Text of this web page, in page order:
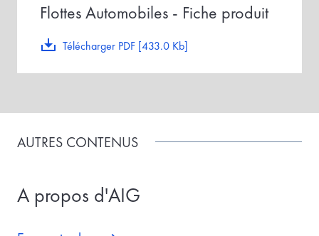
Télécharger PDF [433.0 Kb]
Flottes Automobiles - Fiche produit
AUTRES CONTENUS
A propos d'AIG